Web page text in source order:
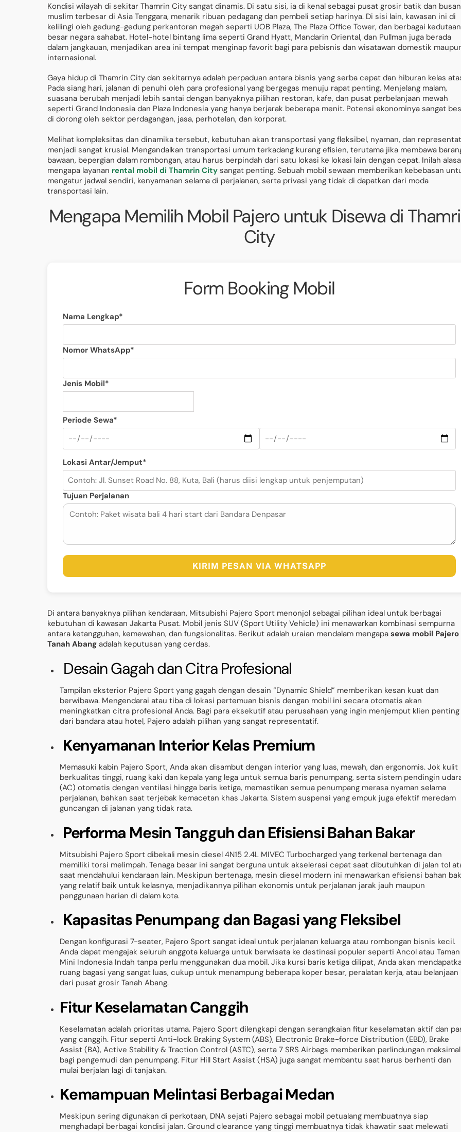
Kondisi wilayah di sekitar Thamrin City sangat dinamis. Di satu sisi, ia di kenal sebagai pusat grosir batik dan
muslim terbesar di Asia Tenggara, menarik ribuan pedagang dan pembeli setiap harinya. Di sisi lain, kawasan ini di
kelilingi oleh gedung-gedung perkantoran megah seperti UOB Plaza, The Plaza Office Tower, dan berbagai kedutaan
besar negara sahabat. Hotel-hotel bintang lima seperti Grand Hyatt, Mandarin Oriental, dan Pullman juga berada
dalam jangkauan, menjadikan area ini tempat menginap favorit bagi para pebisnis dan wisatawan domestik
internasional.
Gaya hidup di Thamrin City dan sekitarnya adalah perpaduan antara bisnis yang serba cepat dan hiburan kelas
Pada siang hari, jalanan di penuhi oleh para profesional yang bergegas menuju rapat penting. Menjelang malam,
suasana berubah menjadi lebih santai dengan banyaknya pilihan restoran, kafe, dan pusat perbelanjaan mewah
seperti Grand Indonesia dan Plaza Indonesia yang hanya berjarak beberapa menit. Potensi ekonominya sangat
di dorong oleh sektor perdagangan, jasa, perhotelan, dan korporat.
Melihat kompleksitas dan dinamika tersebut, kebutuhan akan transportasi yang fleksibel, nyaman, dan
menjadi sangat krusial. Mengandalkan transportasi umum terkadang kurang efisien, terutama jika membawa
bawaan, bepergian dalam rombongan, atau harus berpindah dari satu lokasi ke lokasi lain dengan cepat. Inilah
mengapa layanan rental mobil di Thamrin City sangat penting. Sebuah mobil sewaan memberikan kebebasan
mengatur jadwal sendiri, kenyamanan selama di perjalanan, serta privasi yang tidak di dapatkan dari moda
transportasi lain.
Mengapa Memilih Mobil Pajero untuk Disewa di
City
Form Booking Mobil
Nama Lengkap*
Nomor WhatsApp*
Jenis Mobil*
Periode Sewa*
Lokasi Antar/Jemput*
Tujuan Perjalanan
KIRIM PESAN VIA WHATSAPP
Di antara banyaknya pilihan kendaraan, Mitsubishi Pajero Sport menonjol sebagai pilihan ideal untuk berbagai
kebutuhan di kawasan Jakarta Pusat. Mobil jenis SUV (Sport Utility Vehicle) ini menawarkan kombinasi sempurna
antara ketangguhan, kemewahan, dan fungsionalitas. Berikut adalah uraian mendalam mengapa sewa mobil
Tanah Abang adalah keputusan yang cerdas.
Desain Gagah dan Citra Profesional
Tampilan eksterior Pajero Sport yang gagah dengan desain “Dynamic Shield” memberikan kesan kuat dan
berwibawa. Mengendarai atau tiba di lokasi pertemuan bisnis dengan mobil ini secara otomatis akan
meningkatkan citra profesional Anda. Bagi para eksekutif atau perusahaan yang ingin menjemput klien penting
dari bandara atau hotel, Pajero adalah pilihan yang sangat representatif.
Kenyamanan Interior Kelas Premium
Memasuki kabin Pajero Sport, Anda akan disambut dengan interior yang luas, mewah, dan ergonomis. Jok kulit
berkualitas tinggi, ruang kaki dan kepala yang lega untuk semua baris penumpang, serta sistem pendingin
(AC) otomatis dengan ventilasi hingga baris ketiga, memastikan semua penumpang merasa nyaman selama
perjalanan, bahkan saat terjebak kemacetan khas Jakarta. Sistem suspensi yang empuk juga efektif meredam
guncangan di jalanan yang tidak rata.
Performa Mesin Tangguh dan Efisiensi Bahan Bakar
Mitsubishi Pajero Sport dibekali mesin diesel 4N15 2.4L MIVEC Turbocharged yang terkenal bertenaga dan
memiliki torsi melimpah. Tenaga besar ini sangat berguna untuk akselerasi cepat saat dibutuhkan di jalan tol
saat mendahului kendaraan lain. Meskipun bertenaga, mesin diesel modern ini menawarkan efisiensi bahan
yang relatif baik untuk kelasnya, menjadikannya pilihan ekonomis untuk perjalanan jarak jauh maupun
penggunaan harian di dalam kota.
Kapasitas Penumpang dan Bagasi yang Fleksibel
Dengan konfigurasi 7-seater, Pajero Sport sangat ideal untuk perjalanan keluarga atau rombongan bisnis kecil.
Anda dapat mengajak seluruh anggota keluarga untuk berwisata ke destinasi populer seperti Ancol atau Taman
Mini Indonesia Indah tanpa perlu menggunakan dua mobil. Jika kursi baris ketiga dilipat, Anda akan
ruang bagasi yang sangat luas, cukup untuk menampung beberapa koper besar, peralatan kerja, atau belanjaan
dari pusat grosir Tanah Abang.
Fitur Keselamatan Canggih
Keselamatan adalah prioritas utama. Pajero Sport dilengkapi dengan serangkaian fitur keselamatan aktif dan
yang canggih. Fitur seperti Anti-lock Braking System (ABS), Electronic Brake-force Distribution (EBD), Brake
Assist (BA), Active Stability & Traction Control (ASTC), serta 7 SRS Airbags memberikan perlindungan maksimal
bagi pengemudi dan penumpang. Fitur Hill Start Assist (HSA) juga sangat membantu saat harus berhenti dan
mulai berjalan lagi di tanjakan.
Kemampuan Melintasi Berbagai Medan
Meskipun sering digunakan di perkotaan, DNA sejati Pajero sebagai mobil petualang membuatnya siap
menghadapi berbagai kondisi jalan. Ground clearance yang tinggi membuatnya tidak khawatir saat melewati